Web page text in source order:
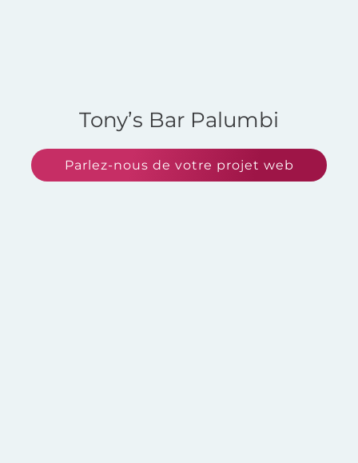
Tony’s Bar Palumbi
Parlez-nous de votre projet web